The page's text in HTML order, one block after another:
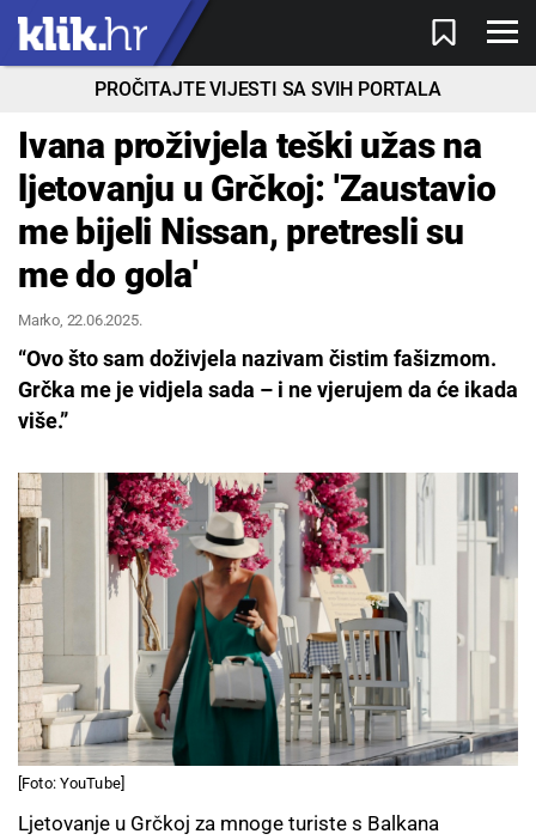
PROČITAJTE VIJESTI SA SVIH PORTALA
Ivana proživjela teški užas na
ljetovanju u Grčkoj: 'Zaustavio
me bijeli Nissan, pretresli su
me do gola'
Marko, 22.06.2025.
“Ovo što sam doživjela nazivam čistim fašizmom.
Grčka me je vidjela sada – i ne vjerujem da će ikada
više.”
[Foto: YouTube]
Ljetovanje u Grčkoj za mnoge turiste s Balkana